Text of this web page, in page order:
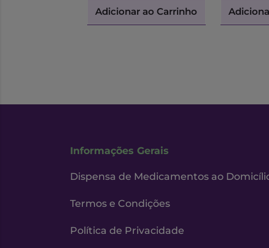
Adicionar ao Carrinho
Informações Gerais
Dispensa de Medicamentos ao
Termos e Condições
Política de Privacidade